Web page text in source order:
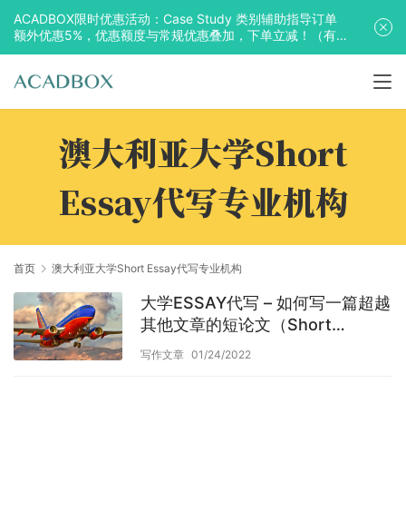
澳大利亚大学Short
Essay代写专业机构
首页 澳大利亚大学Short Essay代写专业机构
大学ESSAY代写 – 如何写一篇超越
其他文章的短论文（Short
Essay）
写作文章 01/24/2022
ACADBOX限时优惠活动：Case Study 类别辅助指导订单
额外优惠5%，优惠额度与常规优惠叠加，下单立减！（有
效期至2025年10月31日）